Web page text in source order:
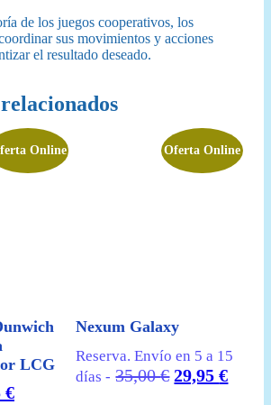
de los juegos cooperativos, los
sus movimientos y acciones
el resultado deseado.
Online
LCG
€El
Oferta Online
Nexum Galaxy
Reserva. Envío en 5 a 15
días - 35,00€ El
29,95€El